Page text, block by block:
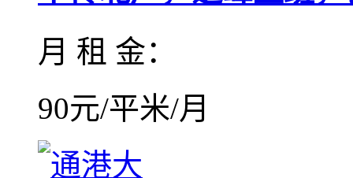
月 租 金：
90元/平米/月